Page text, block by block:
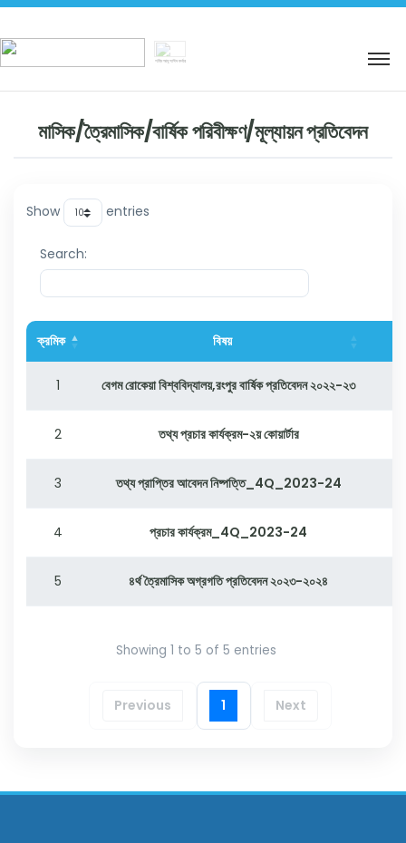
শহিদ আবু সাঈদ কর্নার
মাসিক/ত্রৈমাসিক/বার্ষিক পরিবীক্ষণ/মূল্যায়ন প্রতিবেদন
Show entries
Search:
ক্রমিক বিষয়
1 বেগম রোকেয়া বিশ্ববিদ্যালয়,রংপুর বার্ষিক প্রতিবেদন ২০২২-২৩
2 তথ্য প্রচার কার্যক্রম-২য় কোয়ার্টার
3 তথ্য প্রাপ্তির আবেদন নিষ্পত্তি_4Q_2023-24
4 প্রচার কার্যক্রম_4Q_2023-24
5 ৪র্থ ত্রৈমাসিক অগ্রগতি প্রতিবেদন ২০২৩-২০২৪
Showing 1 to 5 of 5 entries
Previous 1 Next